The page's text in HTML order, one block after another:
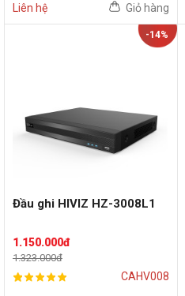
Liên hệ Giỏ hàng
-14%
Đầu ghi HIVIZ HZ-3008L1
1.150.000đ
1.323.000đ
CAHV008